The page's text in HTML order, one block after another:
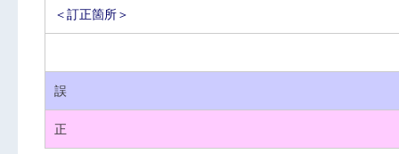
＜訂正箇所＞
誤
正